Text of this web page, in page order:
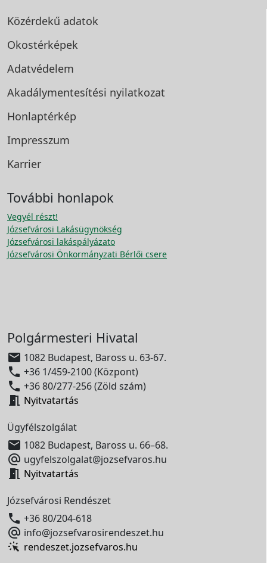
Közérdekű adatok
Okostérképek
Adatvédelem
Akadálymentesítési nyilatkozat
Honlaptérkép
Impresszum
Karrier
További honlapok
Vegyél részt!
Józsefvárosi Lakásügynökség
Józsefvárosi lakáspályázato
Józsefvárosi Önkormányzati Bérlői csere
Polgármesteri Hivatal
 1082 Budapest, Baross u. 63-67.
 +36 1/459-2100 (Központ)
 +36 80/277-256 (Zöld szám)
 Nyitvatartás
Ügyfélszolgálat
 1082 Budapest, Baross u. 66–68.
 ugyfelszolgalat@jozsefvaros.hu
 Nyitvatartás
Józsefvárosi Rendészet
 +36 80/204-618
 info@jozsefvarosirendeszet.hu
rendeszet.jozsefvaros.hu